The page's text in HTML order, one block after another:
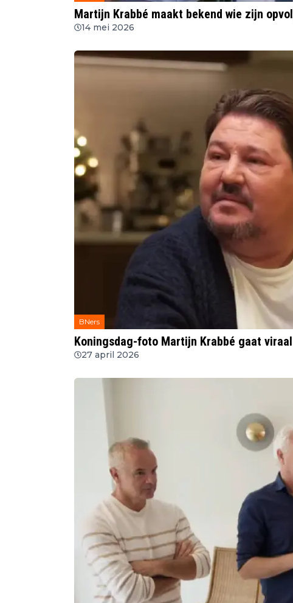
Martijn Krabbé maakt bekend wie zijn
14 mei 2026
BNers
Koningsdag-foto Martijn Krabbé gaat
27 april 2026